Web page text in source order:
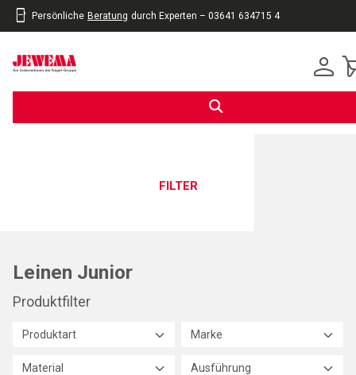
Persönliche Beratung durch Experten – 03641 634715 4
FILTER
Leinen Junior
Produktfilter
Produktart Marke
Material Ausführung